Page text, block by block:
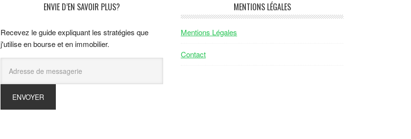
ENVIE D’EN SAVOIR PLUS?
Recevez le guide expliquant les stratégies que
j'utilise en bourse et en immobilier.
MENTIONS LÉGALES
Mentions Légales
Contact